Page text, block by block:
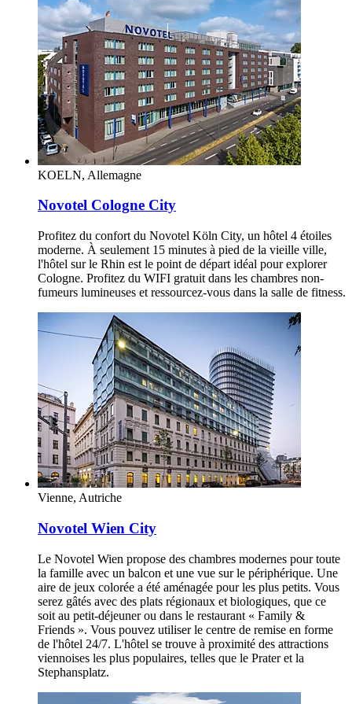
KOELN, Allemagne
Novotel Cologne City
Profitez du confort du Novotel Köln City, un hôtel 4 étoiles
moderne. À seulement 15 minutes à pied de la vieille ville,
l'hôtel sur le Rhin est le point de départ idéal pour explorer
Cologne. Profitez du WIFI gratuit dans les chambres non-
fumeurs lumineuses et ressourcez-vous dans la salle de fitness.
Vienne, Autriche
Novotel Wien City
Le Novotel Wien propose des chambres modernes pour toute
la famille avec un balcon et une vue sur le périphérique. Une
aire de jeux colorée a été aménagée pour les plus petits. Vous
serez gâtés avec des plats régionaux et biologiques, que ce
soit au petit-déjeuner ou dans le restaurant « Family &
Friends ». Vous pouvez utiliser le centre de remise en forme
de l'hôtel 24/7. L'hôtel se trouve à proximité des attractions
viennoises les plus populaires, telles que le Prater et la
Stephansplatz.